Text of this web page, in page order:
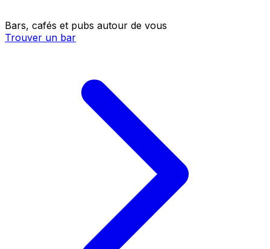
Bars, cafés et pubs autour de vous
Trouver un bar